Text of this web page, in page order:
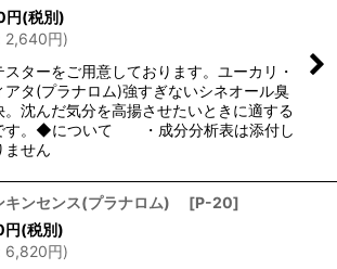
円(税別)
2,640円)
ターをご用意しております。ユーカリ・
アタ(プラナロム)強すぎないシネオール臭
。沈んだ気分を高揚させたいときに適する
す。◆について ・成分分析表は添付し
ません
キンセンス(プラナロム) [P-20]
円(税別)
6,820円)